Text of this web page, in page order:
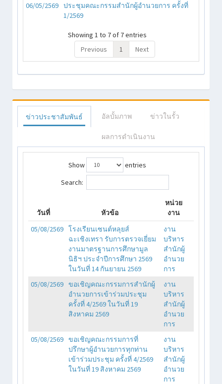
06/05/2569 ประชุมคณะกรรมสำนักผู้อำนวยการ ครั้งที่
1/2569
Showing 1 to 7 of 7 entries
Previous
1 Next
ข่าวประชาสัมพันธ์ อัลบั้มภาพ ข่าวในรั้ว
ผลการดำเนินงาน
Show
entries
Search:
วันที่ หัวข้อ
หน่วย
งาน
05/08/2569 โรงเรียนเซนต์หลุยส์
ฉะเชิงเทรา รับการตรวจเยี่ยม
งานมาตรฐานการศึกษามูล
นิธิฯ ประจำปีการศึกษา 2569
ในวันที่ 14 กันยายน 2569
งาน
บริหาร
สำนักผู้
อำนวย
การ
05/08/2569 ขอเชิญคณะกรรมการสำนักผู้
อำนวยการเข้าร่วมประชุม
ครั้งที่ 4/2569 ในวันที่ 19
สิงหาคม 2569
งาน
บริหาร
สำนักผู้
อำนวย
การ
05/08/2569 ขอเชิญคณะกรรมการที่
ปรึกษาผู้อำนวยการทุกท่าน
เข้าร่วมประชุม ครั้งที่ 4/2569
ในวันที่ 19 สิงหาคม 2569
งาน
บริหาร
สำนักผู้
อำนวย
การ